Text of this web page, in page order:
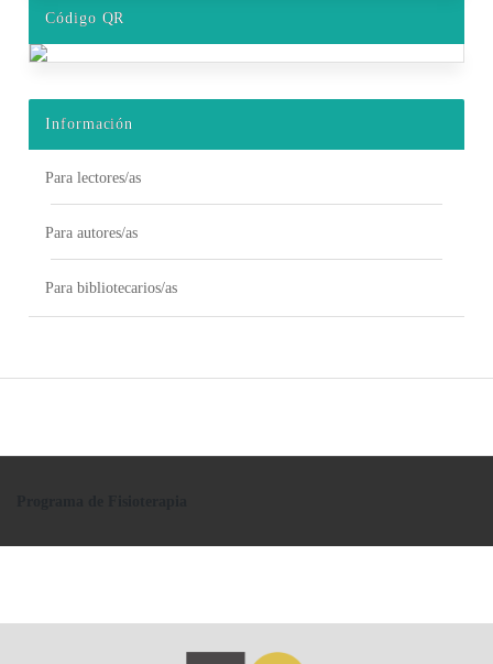
Código QR
Información
Para lectores/as
Para autores/as
Para bibliotecarios/as